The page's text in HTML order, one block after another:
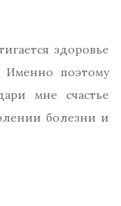
здоровье
Именно поэтому
мне счастье
болезни и